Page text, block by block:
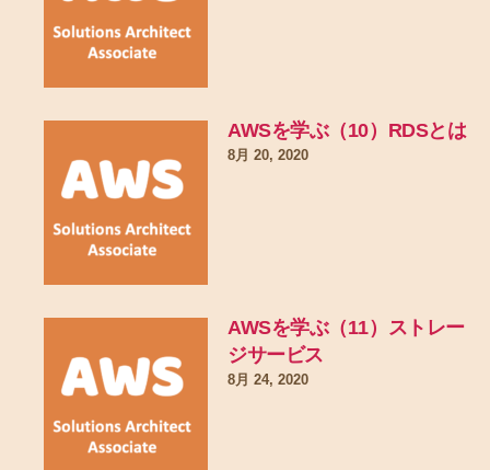
AWSを学ぶ（10）RDSとは
8月 20, 2020
AWSを学ぶ（11）ストレー
ジサービス
8月 24, 2020